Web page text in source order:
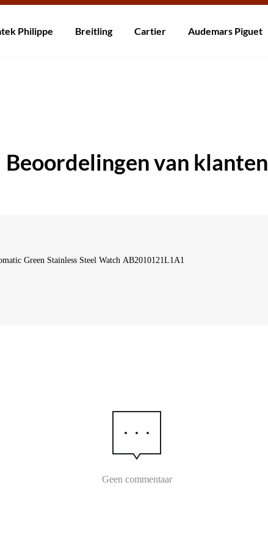
Philippe Breitling Cartier Audemars Piguet
Beoordelingen van klanten
Green Stainless Steel Watch AB2010121L1A1
Geen commentaar